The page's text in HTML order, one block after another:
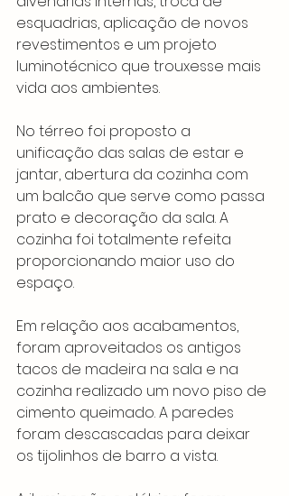
esquadrias, aplicação de novos
revestimentos e um projeto
luminotécnico que trouxesse mais
vida aos ambientes.
No térreo foi proposto a
unificação das salas de estar e
jantar, abertura da cozinha com
um balcão que serve como passa
prato e decoração da sala. A
cozinha foi totalmente refeita
proporcionando maior uso do
espaço.
Em relação aos acabamentos,
foram aproveitados os antigos
tacos de madeira na sala e na
cozinha realizado um novo piso de
cimento queimado. A paredes
foram descascadas para deixar
os tijolinhos de barro a vista.